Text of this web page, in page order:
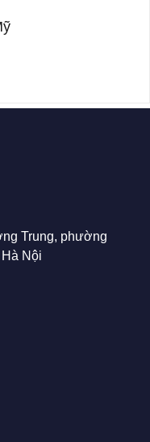
Trung, phường
Nội